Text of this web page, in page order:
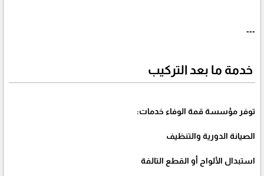
---
خدمة ما بعد التركيب
توفر مؤسسة قمة الوفاء خدمات:
الصيانة الدورية والتنظيف
استبدال الألواح أو القطع التالفة